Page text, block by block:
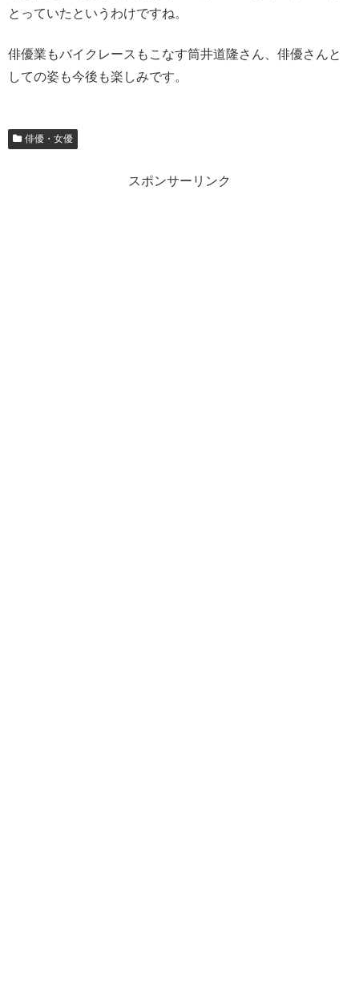
とっていたというわけですね。
俳優業もバイクレースもこなす筒井道隆さん、俳優さんと
しての姿も今後も楽しみです。
俳優・女優
スポンサーリンク